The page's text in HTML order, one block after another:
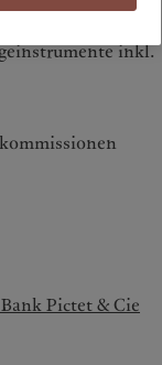
inkl.
Pictet & Cie